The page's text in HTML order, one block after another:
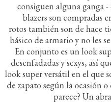
consiguen alguna ganga
blazers son compradas
rotos también son de hace
básico de armario y no les
En conjunto es un look
desenfadadas y sexys, así
look super versátil en el que
de zapato según la ocasión
parece? Un